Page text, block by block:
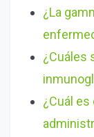
¿La
¿Cuáles
¿Cuál